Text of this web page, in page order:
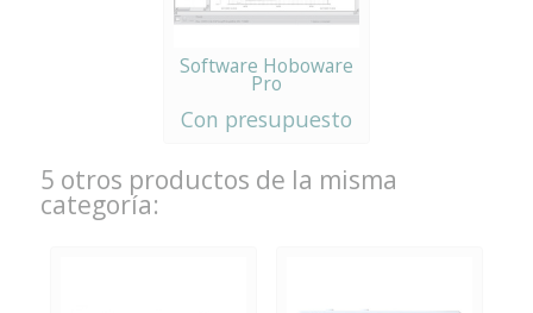
Software Hoboware
Pro
Con presupuesto
5 otros productos de la misma
categoría: